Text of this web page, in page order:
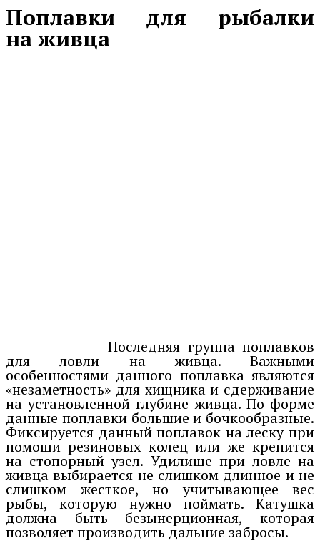
Поплавки для рыбалки
на живца
Последняя группа поплавков
для ловли на живца. Важными
особенностями данного поплавка являются
«незаметность» для хищника и сдерживание
на установленной глубине живца. По форме
данные поплавки большие и бочкообразные.
Фиксируется данный поплавок на леску при
помощи резиновых колец или же крепится
на стопорный узел. Удилище при ловле на
живца выбирается не слишком длинное и не
слишком жесткое, но учитывающее вес
рыбы, которую нужно поймать. Катушка
должна быть безынерционная, которая
позволяет производить дальние забросы.